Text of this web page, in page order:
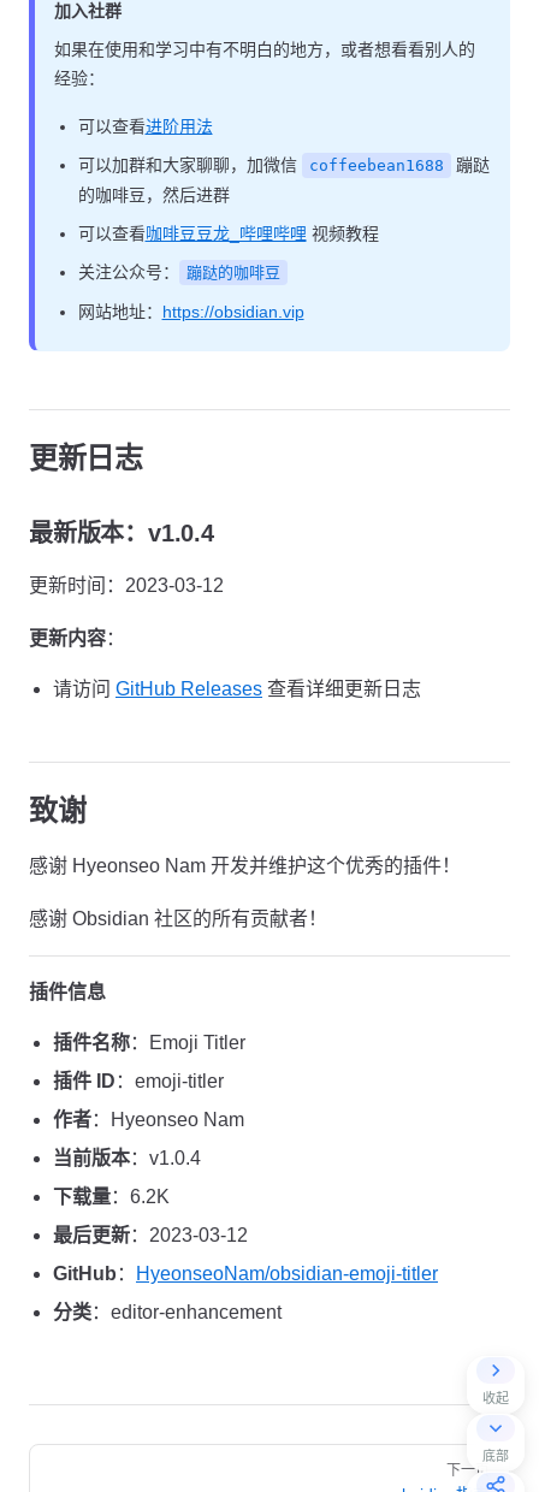
收起
底部
加入社群
如果在使用和学习中有不明白的地方，或者想看看别人的
经验：
可以查看进阶用法
可以加群和大家聊聊，加微信
coffeebean1688
蹦跶
的咖啡豆，然后进群
可以查看咖啡豆豆龙_哔哩哔哩 视频教程
关注公众号：
蹦跶的咖啡豆
网站地址： https://obsidian.vip
更新日志
最新版本：v1.0.4
更新时间：2023-03-12
更新内容：
请访问 GitHub Releases 查看详细更新日志
致谢
感谢 Hyeonseo Nam 开发并维护这个优秀的插件！
感谢 Obsidian 社区的所有贡献者！
插件信息
插件名称：Emoji Titler
插件 ID ：emoji-titler
作者：Hyeonseo Nam
当前版本：v1.0.4
下载量：6.2K
最后更新：2023-03-12
GitHub ：
HyeonseoNam/obsidian-emoji-titler
分类：editor-enhancement
Pager
下一页